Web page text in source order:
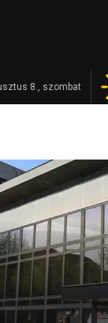
8., szombat
Elhunyt Garamvári